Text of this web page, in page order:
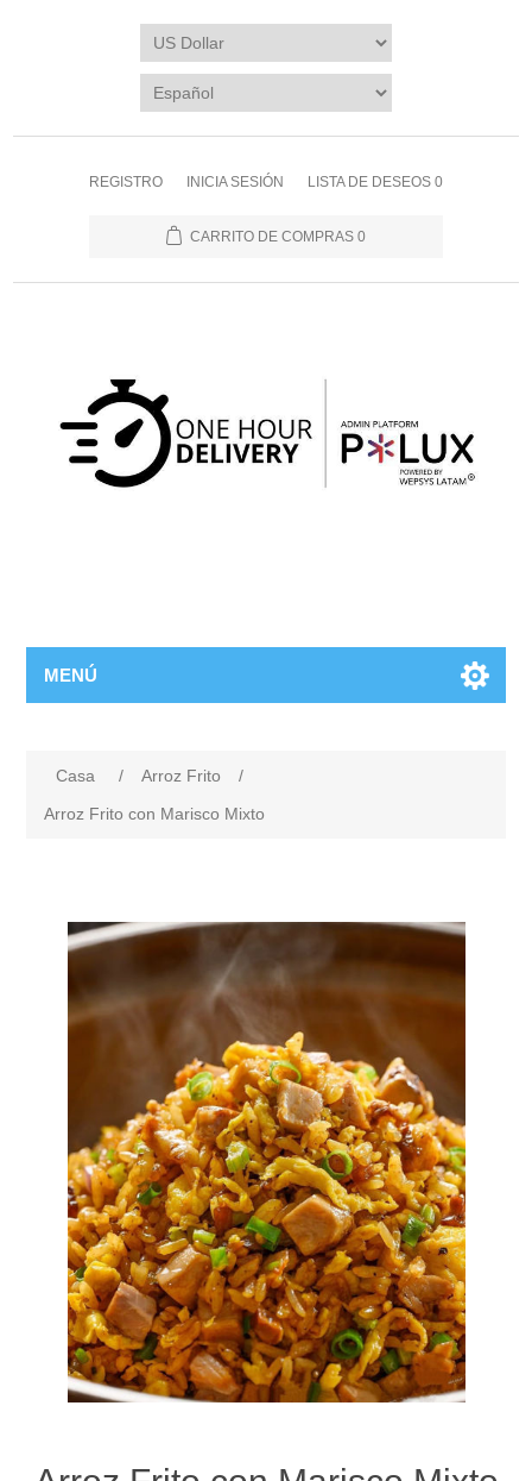
REGISTRO INICIA SESIÓN LISTA DE DESEOS 0
CARRITO DE COMPRAS 0
MENÚ
Casa / Arroz Frito
/
Arroz Frito con Marisco Mixto